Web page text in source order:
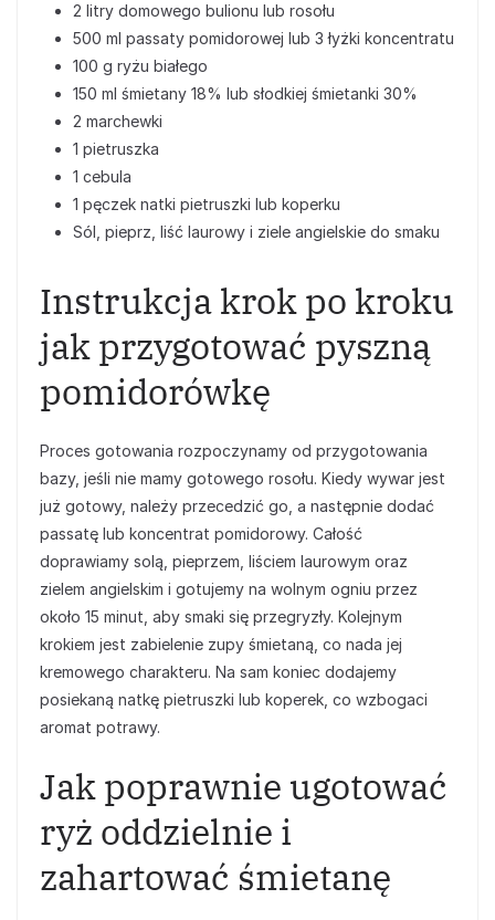
2 litry domowego bulionu lub rosołu
500 ml passaty pomidorowej lub 3 łyżki koncentratu
100 g ryżu białego
150 ml śmietany 18% lub słodkiej śmietanki 30%
2 marchewki
1 pietruszka
1 cebula
1 pęczek natki pietruszki lub koperku
Sól, pieprz, liść laurowy i ziele angielskie do smaku
Instrukcja krok po kroku
jak przygotować pyszną
pomidorówkę
Proces gotowania rozpoczynamy od przygotowania
bazy, jeśli nie mamy gotowego rosołu. Kiedy wywar jest
już gotowy, należy przecedzić go, a następnie dodać
passatę lub koncentrat pomidorowy. Całość
doprawiamy solą, pieprzem, liściem laurowym oraz
zielem angielskim i gotujemy na wolnym ogniu przez
około 15 minut, aby smaki się przegryzły. Kolejnym
krokiem jest zabielenie zupy śmietaną, co nada jej
kremowego charakteru. Na sam koniec dodajemy
posiekaną natkę pietruszki lub koperek, co wzbogaci
aromat potrawy.
Jak poprawnie ugotować
ryż oddzielnie i
zahartować śmietanę